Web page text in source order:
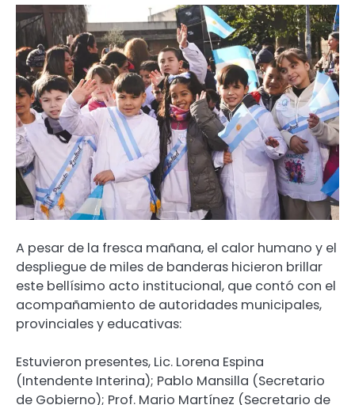
A pesar de la fresca mañana, el calor humano y el
despliegue de miles de banderas hicieron brillar
este bellísimo acto institucional, que contó con el
acompañamiento de autoridades municipales,
provinciales y educativas:
Estuvieron presentes, Lic. Lorena Espina
(Intendente Interina); Pablo Mansilla (Secretario
de Gobierno); Prof. Mario Martínez (Secretario de